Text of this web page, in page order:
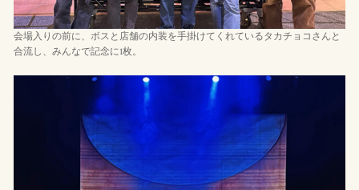
会場入りの前に、ボスと店舗の内装を手掛けてくれているタカチョコさんと
合流し、みんなで記念に1枚。